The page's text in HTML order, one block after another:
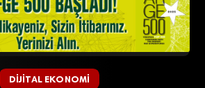
DIJITAL EKONOMI